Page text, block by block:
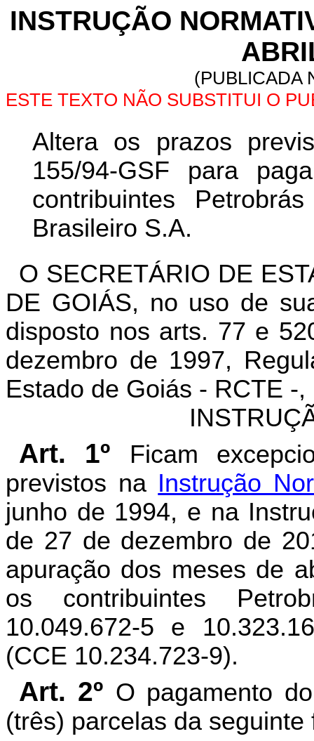
INSTRUÇÃO
(PUBLICADA
ESTE TEXTO NÃO SUBSTITUI O
Altera os prazos
155/94-GSF para
contribuintes
Brasileiro S.A.
O SECRETÁRIO DE
DE GOIÁS, no uso de
disposto nos arts. 77 e
dezembro de 1997,
Estado de Goiás - RCTE -
Art. 1º
Ficam
previstos na Instrução
junho de 1994, e na
de 27 de dezembro de
apuração dos meses de
os contribuintes
10.049.672-5 e
(CCE 10.234.723-9).
Art. 2º O pagamento
(três) parcelas da seguinte